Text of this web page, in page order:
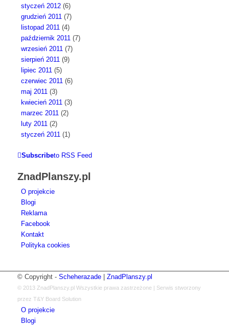
styczeń 2012(6)
grudzień 2011(7)
listopad 2011(4)
październik 2011(7)
wrzesień 2011(7)
sierpień 2011(9)
lipiec 2011(5)
czerwiec 2011(6)
maj 2011(3)
kwiecień 2011(3)
marzec 2011(2)
luty 2011(2)
styczeń 2011(1)
Subscribeto RSS Feed
ZnadPlanszy.pl
O projekcie
Blogi
Reklama
Facebook
Kontakt
Polityka cookies
© Copyright - Scheherazade| ZnadPlanszy.pl
© 2013 ZnadPlanszy.plWszystkie prawa zastrzeżone | Serwis stworzony
przez T&Y Board Solution
O projekcie
Blogi